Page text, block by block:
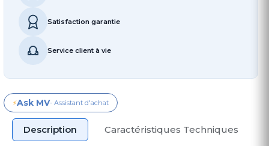
Satisfaction garantie
Service client à vie
⚡Ask MV- Assistant d'achat
Description
Caractéristiques Techniques